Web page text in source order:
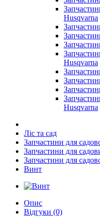
Husqvarna
Husqvarna
Husqvarna
Ліс та сад
Запчастини для
Запчастини для
Запчастини для
Винт
Опис
Відгуки (0)